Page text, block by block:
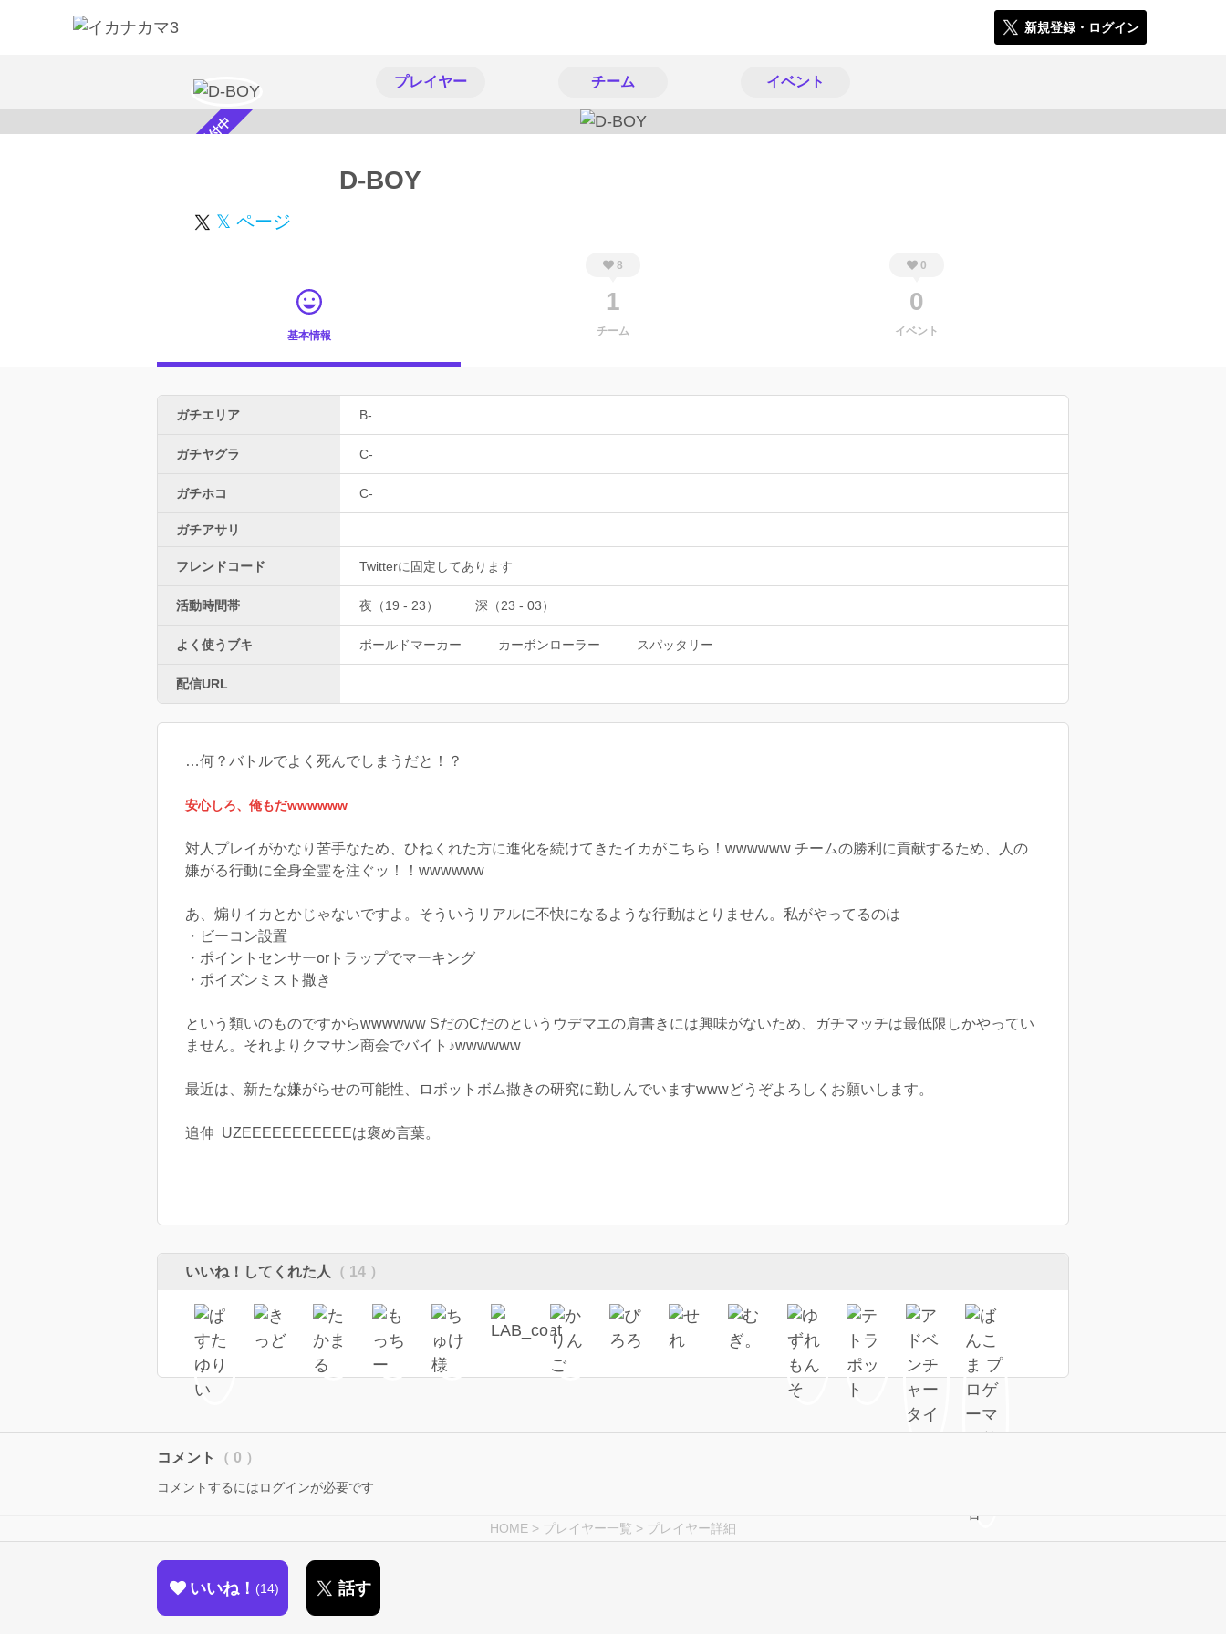
新規登録・ログイン
プレイヤー チーム イベント
スカウト受付中 D-BOY
𝕏 ページ
基本情報
8
1
チーム
0
0
イベント
ガチエリア B-
ガチヤグラ C-
ガチホコ C-
ガチアサリ
フレンドコード Twitterに固定してあります
活動時間帯 夜（19 - 23） 深（23 - 03）
よく使うブキ ボールドマーカー カーボンローラー スパッタリー
配信URL
…何？バトルでよく死んでしまうだと！？
安心しろ、俺もだwwwwww
対人プレイがかなり苦手なため、ひねくれた方に進化を続けてきたイカがこちら！wwwwww チームの勝利に貢献するため、人の
嫌がる行動に全身全霊を注ぐッ！！wwwwww
あ、煽りイカとかじゃないですよ。そういうリアルに不快になるような行動はとりません。私がやってるのは
・ビーコン設置
・ポイントセンサーorトラップでマーキング
・ポイズンミスト撒き
という類いのものですからwwwwww SだのCだのというウデマエの肩書きには興味がないため、ガチマッチは最低限しかやってい
ません。それよりクマサン商会でバイト♪wwwwww
最近は、新たな嫌がらせの可能性、ロボットボム撒きの研究に勤しんでいますwwwどうぞよろしくお願いします。
追伸 UZEEEEEEEEEEEは褒め言葉。
いいね！してくれた人 （ 14 ）
コメント （ 0 ）
コメントするにはログインが必要です
HOME > プレイヤー一覧 > プレイヤー詳細
いいね！ 14 話す